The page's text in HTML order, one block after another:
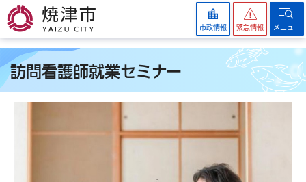
焼津市
市政情報 緊急情報 メニュー
訪問看護師就業セミナー